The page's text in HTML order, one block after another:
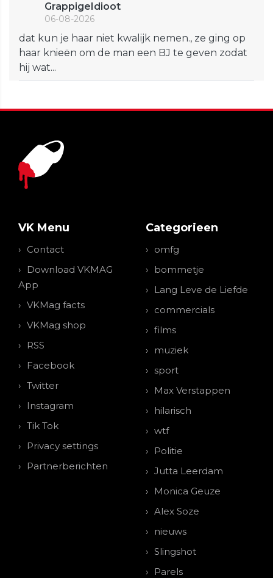
GrappigeIdioot
06-08-2026
dat kun je haar niet kwalijk nemen., ze ging op
haar knieën om de man een BJ te geven zodat
hij wat...
VK Menu
Contact
Download VKMAG
App
VKMag facts
VKMag shop
RSS
Facebook
Twitter
Instagram
Tik Tok
Privacy settings
Partnerberichten
Categorieen
omfg
bommetje
Lang Leve de Liefde
commercials
films
muziek
sport
Max Verstappen
hilarisch
wtf
Politie
Jutta Leerdam
Monica Geuze
Alex Soze
nieuws
Slingshot
Parels